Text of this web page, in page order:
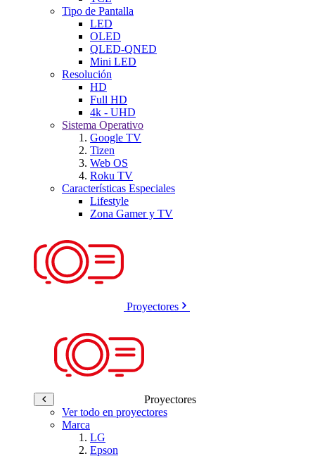
Tipo de Pantalla
LED
OLED
QLED-QNED
Mini LED
Resolución
HD
Full HD
4k - UHD
Sistema Operativo
Google TV
Tizen
Web OS
Roku TV
Características Especiales
Lifestyle
Zona Gamer y TV
Proyectores
Proyectores
Ver todo en proyectores
Marca
LG
Epson